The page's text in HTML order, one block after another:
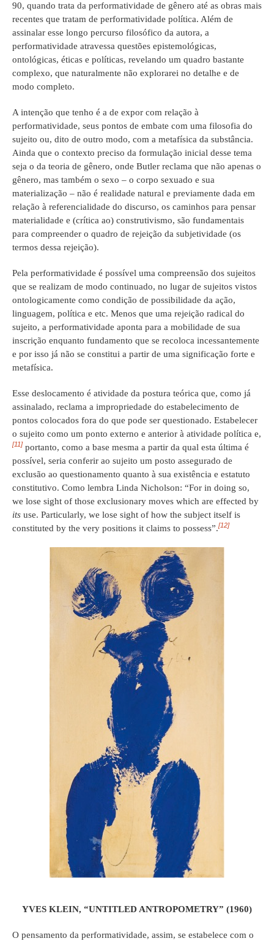
90, quando trata da performatividade de gênero até as obras mais
recentes que tratam de performatividade política. Além de
assinalar esse longo percurso filosófico da autora, a
performatividade atravessa questões epistemológicas,
ontológicas, éticas e políticas, revelando um quadro bastante
complexo, que naturalmente não explorarei no detalhe e de
modo completo.
A intenção que tenho é a de expor com relação à
performatividade, seus pontos de embate com uma filosofia do
sujeito ou, dito de outro modo, com a metafísica da substância.
Ainda que o contexto preciso da formulação inicial desse tema
seja o da teoria de gênero, onde Butler reclama que não apenas o
gênero, mas também o sexo – o corpo sexuado e sua
materialização – não é realidade natural e previamente dada em
relação à referencialidade do discurso, os caminhos para pensar
materialidade e (crítica ao) construtivismo, são fundamentais
para compreender o quadro de rejeição da subjetividade (os
termos dessa rejeição).
Pela performatividade é possível uma compreensão dos sujeitos
que se realizam de modo continuado, no lugar de sujeitos vistos
ontologicamente como condição de possibilidade da ação,
linguagem, política e etc. Menos que uma rejeição radical do
sujeito, a performatividade aponta para a mobilidade de sua
inscrição enquanto fundamento que se recoloca incessantemente
e por isso já não se constitui a partir de uma significação forte e
metafísica.
Esse deslocamento é atividade da postura teórica que, como já
assinalado, reclama a impropriedade do estabelecimento de
pontos colocados fora do que pode ser questionado. Estabelecer
o sujeito como um ponto externo e anterior à atividade política e,
[11] portanto, como a base mesma a partir da qual esta última é
possível, seria conferir ao sujeito um posto assegurado de
exclusão ao questionamento quanto à sua existência e estatuto
constitutivo. Como lembra Linda Nicholson: “For in doing so,
we lose sight of those exclusionary moves which are effected by
its use. Particularly, we lose sight of how the subject itself is
constituted by the very positions it claims to possess”.[12]
YVES KLEIN, “UNTITLED ANTROPOMETRY” (1960)
O pensamento da performatividade, assim, se estabelece com o